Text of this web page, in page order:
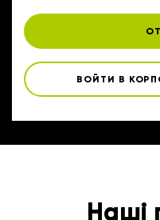
ВОЙТИ В
Наші